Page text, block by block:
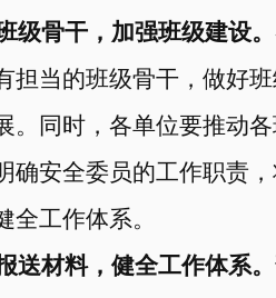
级骨干，加强班级建设。
担当的班级骨干，做好
同时， 各单位要推动
确安全委员的工作职责，
全工作体系。
送材料， 健全工作体系。